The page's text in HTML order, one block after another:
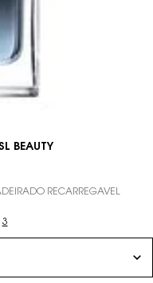
BEAUTY
RECARREGÁVEL
3